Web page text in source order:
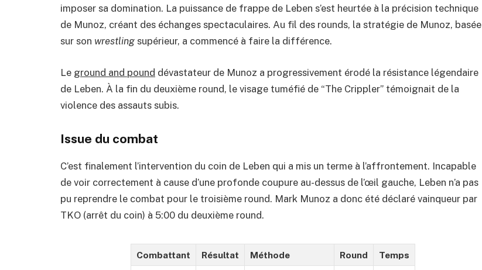
imposer sa domination. La puissance de frappe de Leben s’est heurtée à la précision technique
de Munoz, créant des échanges spectaculaires. Au fil des rounds, la stratégie de Munoz, basée
sur son wrestling supérieur, a commencé à faire la différence.
Le ground and pound dévastateur de Munoz a progressivement érodé la résistance légendaire
de Leben. À la fin du deuxième round, le visage tuméfié de “The Crippler” témoignait de la
violence des assauts subis.
Issue du combat
C’est finalement l’intervention du coin de Leben qui a mis un terme à l’affrontement. Incapable
de voir correctement à cause d’une profonde coupure au-dessus de l’œil gauche, Leben n’a pas
pu reprendre le combat pour le troisième round. Mark Munoz a donc été déclaré vainqueur par
TKO (arrêt du coin) à 5:00 du deuxième round.
Combattant Résultat Méthode Round Temps